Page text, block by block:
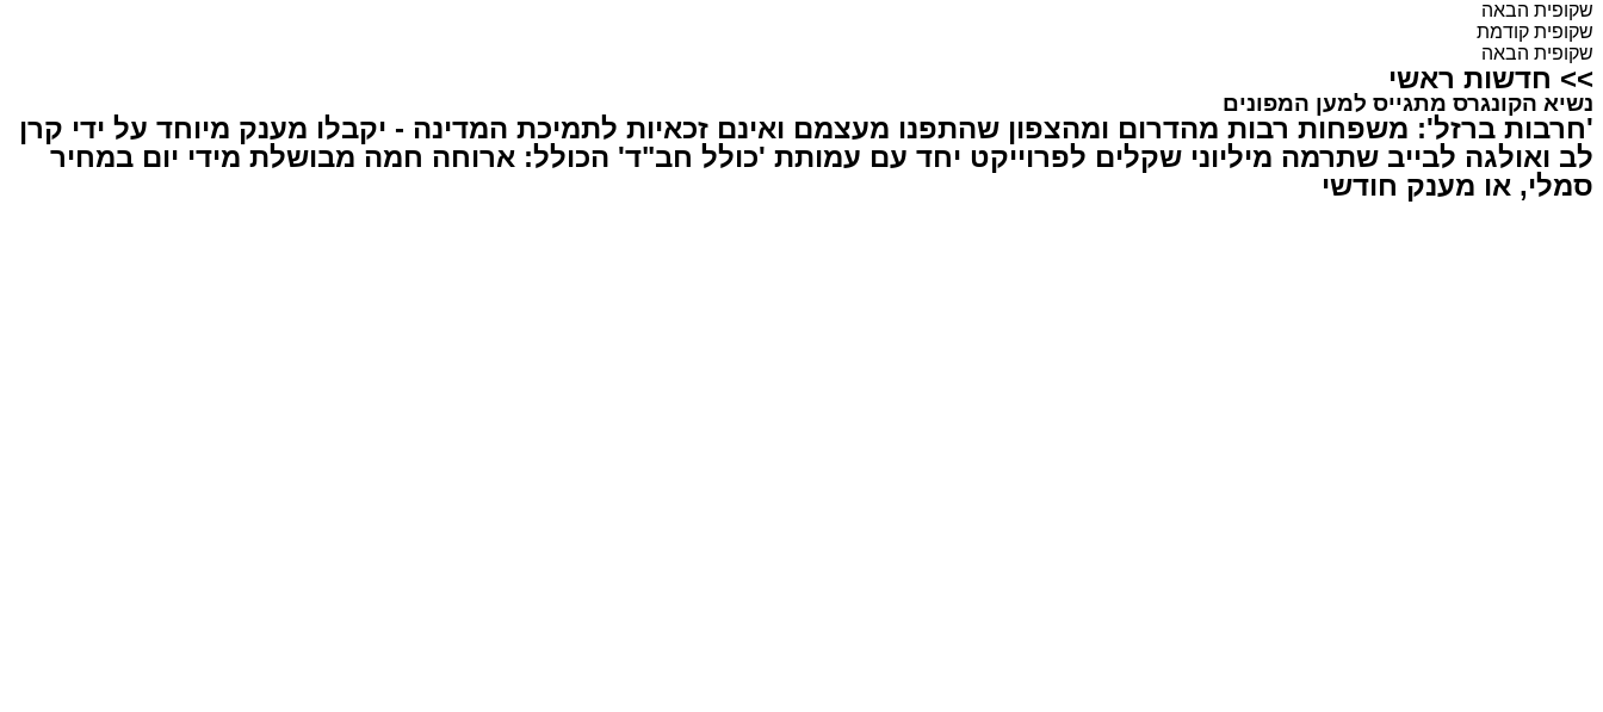
שקופית הבאה
שקופית קודמת
שקופית הבאה
>> חדשות ראשי
נשיא הקונגרס מתגייס למען המפונים
'חרבות ברזל': משפחות רבות מהדרום ומהצפון שהתפנו מעצמם ואינם זכאיות לתמיכת המדינה - יקבלו מענק מיוחד על ידי קרן
לב ואולגה לבייב שתרמה מיליוני שקלים לפרוייקט יחד עם עמותת 'כולל חב"ד' הכולל: ארוחה חמה מבושלת מידי יום במחיר
סמלי, או מענק חודשי